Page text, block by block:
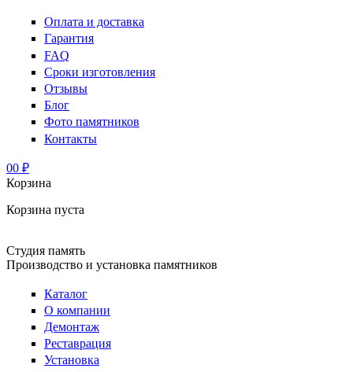
Оплата и доставка
Гарантия
FAQ
Сроки изготовления
Отзывы
Блог
Фото памятников
Контакты
00 ₽
Корзина
Корзина пуста
Студия память
Производство и установка памятников
Каталог
О компании
Демонтаж
Реставрация
Установка